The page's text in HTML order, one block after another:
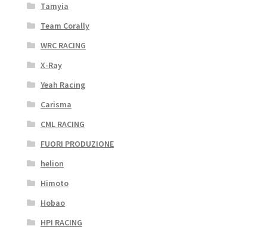
Tamyia
Team Corally
WRC RACING
X-Ray
Yeah Racing
Carisma
CML RACING
FUORI PRODUZIONE
helion
Himoto
Hobao
HPI RACING